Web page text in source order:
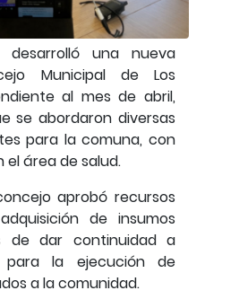
desarrolló una nueva
Municipal de Los
al mes de abril,
se abordaron diversas
para la comuna, con
el área de salud.
aprobó recursos
de insumos
de dar continuidad a
para la ejecución de
a la comunidad.